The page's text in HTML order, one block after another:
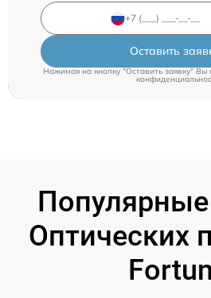
Оставить
Нажимая на кнопку "Оставить заявку" Вы
Оптических